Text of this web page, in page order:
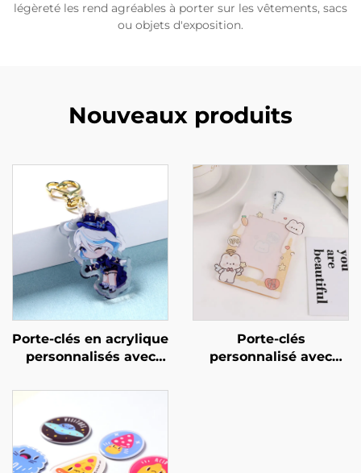
légèreté les rend agréables à porter sur les vêtements, sacs
ou objets d'exposition.
Nouveaux produits
Porte-clés en acrylique
personnalisés avec
Porte-clés
personnalisé avec